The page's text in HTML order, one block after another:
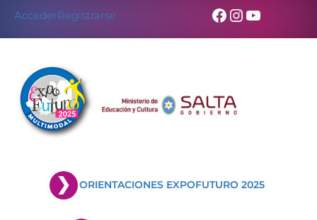
AccederRegistrarse Facebook
Instagram
YouTube
ORIENTACIONES EXPOFUTURO 2025